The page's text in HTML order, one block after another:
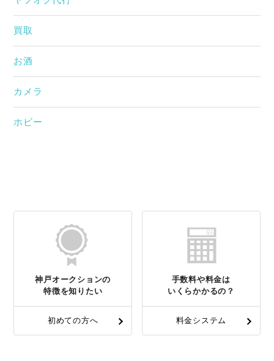
買取
お酒
カメラ
ホビー
神戸オークションの
特徴を知りたい
初めての方へ
手数料や料金は
いくらかかるの？
料金システム